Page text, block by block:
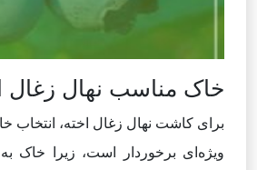
خاک مناسب نهال زغال
برای کاشت نهال زغال اخته، انتخاب
ویژه‌ای برخوردار است، زیرا خاک